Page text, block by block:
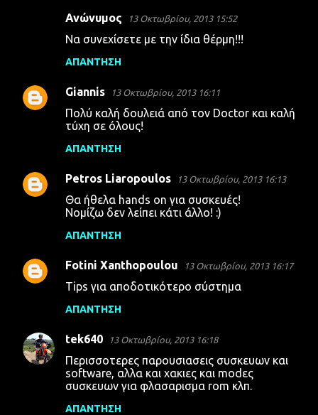
Ανώνυμος 13 Οκτωβρίου, 2013 15:52
Να συνεχίσετε με την ίδια θέρμη!!!
ΑΠΆΝΤΗΣΗ
Giannis 13 Οκτωβρίου, 2013 16:11
Πολύ καλή δουλειά από τον Doctor και καλή
τύχη σε όλους!
ΑΠΆΝΤΗΣΗ
Petros Liaropoulos 13 Οκτωβρίου, 2013 16:13
Θα ήθελα hands on για συσκευές!
Νομίζω δεν λείπει κάτι άλλο! :)
ΑΠΆΝΤΗΣΗ
Fotini Xanthopoulou 13 Οκτωβρίου, 2013 16:17
Tips για αποδοτικότερο σύστημα
ΑΠΆΝΤΗΣΗ
tek640 13 Οκτωβρίου, 2013 16:18
Περισσοτερες παρουσιασεις συσκευων και
software, αλλα και χακιες και modες
συσκευων για φλασαρισμα rom κλπ.
ΑΠΆΝΤΗΣΗ